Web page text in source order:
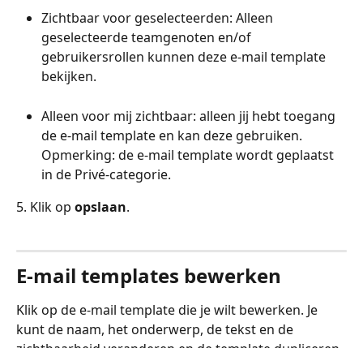
Zichtbaar voor geselecteerden: Alleen
geselecteerde teamgenoten en/of
gebruikersrollen kunnen deze e-mail template
bekijken.
Alleen voor mij zichtbaar: alleen jij hebt toegang
de e-mail template en kan deze gebruiken.
Opmerking: de e-mail template wordt geplaatst
in de Privé-categorie.
5. Klik op opslaan.
E-mail templates bewerken
Klik op de e-mail template die je wilt bewerken. Je
kunt de naam, het onderwerp, de tekst en de